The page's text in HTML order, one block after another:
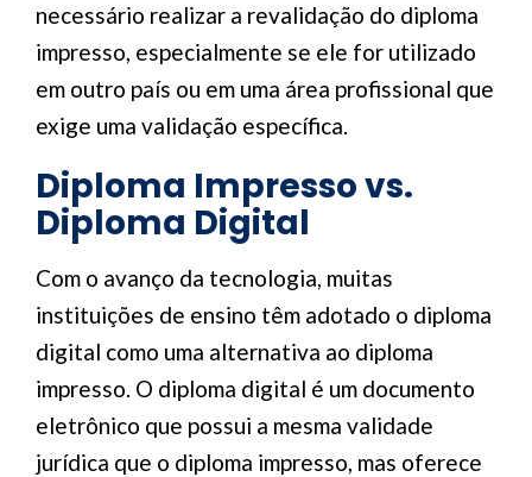
necessário realizar a revalidação do diploma
impresso, especialmente se ele for utilizado
em outro país ou em uma área profissional que
exige uma validação específica.
Diploma Impresso vs.
Diploma Digital
Com o avanço da tecnologia, muitas
instituições de ensino têm adotado o diploma
digital como uma alternativa ao diploma
impresso. O diploma digital é um documento
eletrônico que possui a mesma validade
jurídica que o diploma impresso, mas oferece